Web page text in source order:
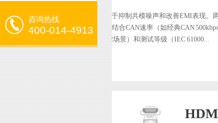
咨询热线
400-014-4913
和浪涌瞬态过压，共模电感主要用于抑制共模噪声和改善EMI表现。
顺序、器件参数和信号完整性需要结合CAN速率（如经典CAN
车载抛负载、电池反接等ISO 7637-2场景）和测试等级（IEC 61000...